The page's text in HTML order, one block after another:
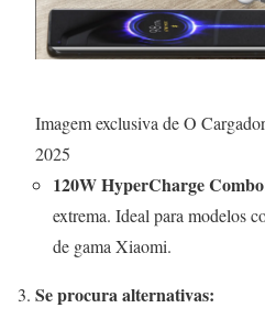
Imagem exclusiva de O
2025
120W HyperCharge
extrema. Ideal para modelos
de gama Xiaomi.
Se procura alternativas: